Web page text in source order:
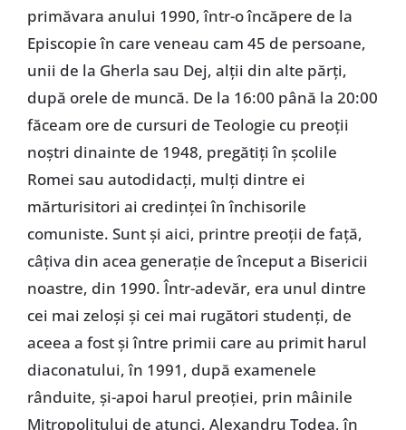
primăvara anului 1990, într-o încăpere de la
Episcopie în care veneau cam 45 de persoane,
unii de la Gherla sau Dej, alții din alte părți,
după orele de muncă. De la 16:00 până la 20:00
făceam ore de cursuri de Teologie cu preoții
noștri dinainte de 1948, pregătiți în școlile
Romei sau autodidacți, mulți dintre ei
mărturisitori ai credinței în închisorile
comuniste. Sunt și aici, printre preoții de față,
câțiva din acea generație de început a Bisericii
noastre, din 1990. Într-adevăr, era unul dintre
cei mai zeloși și cei mai rugători studenți, de
aceea a fost și între primii care au primit harul
diaconatului, în 1991, după examenele
rânduite, și-apoi harul preoției, prin mâinile
Mitropolitului de atunci, Alexandru Todea, în